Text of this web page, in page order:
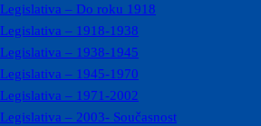
Legislativa – Do roku 1918
Legislativa – 1918-1938
Legislativa – 1938-1945
Legislativa – 1945-1970
Legislativa – 1971-2002
Legislativa – 2003- Současnost